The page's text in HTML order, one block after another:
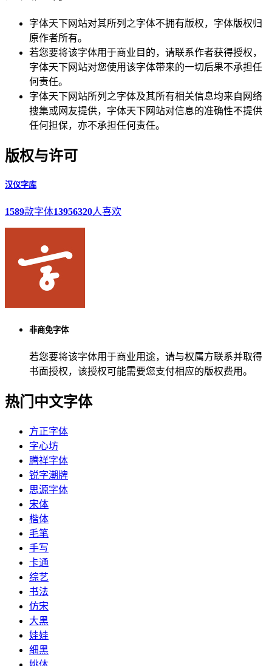
字体天下网站对其所列之字体不拥有版权，字体版权归
原作者所有。
若您要将该字体用于商业目的，请联系作者获得授权，
字体天下网站对您使用该字体带来的一切后果不承担任
何责任。
字体天下网站所列之字体及其所有相关信息均来自网络
搜集或网友提供，字体天下网站对信息的准确性不提供
任何担保，亦不承担任何责任。
版权与许可
汉仪字库
1589款字体13956320人喜欢
非商免字体
若您要将该字体用于商业用途，请与权属方联系并取得
书面授权，该授权可能需要您支付相应的版权费用。
热门中文字体
方正字体
字心坊
腾祥字体
锐字潮牌
思源字体
宋体
楷体
毛笔
手写
卡通
综艺
书法
仿宋
大黑
娃娃
细黑